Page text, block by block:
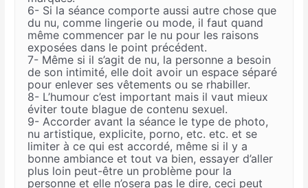
6- Si la séance comporte aussi autre chose que
du nu, comme lingerie ou mode, il faut quand
même commencer par le nu pour les raisons
exposées dans le point précédent.
7- Même si il s’agit de nu, la personne a besoin
de son intimité, elle doit avoir un espace séparé
pour enlever ses vêtements ou se rhabiller.
8- L’humour c’est important mais il vaut mieux
éviter toute blague de contenu sexuel.
9- Accorder avant la séance le type de photo,
nu artistique, explicite, porno, etc. etc. et se
limiter à ce qui est accordé, même si il y a
bonne ambiance et tout va bien, essayer d’aller
plus loin peut-être un problème pour la
personne et elle n’osera pas le dire, ceci peut